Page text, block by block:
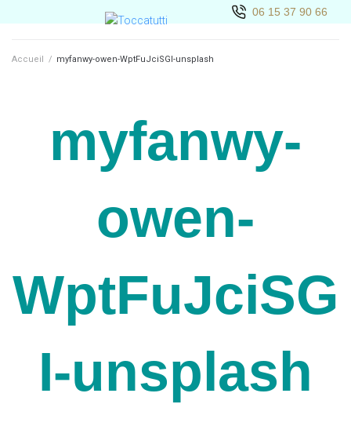
06 15 37 90 66
Accueil / myfanwy-owen-WptFuJciSGI-unsplash
myfanwy-
owen-
WptFuJciSG
I-unsplash